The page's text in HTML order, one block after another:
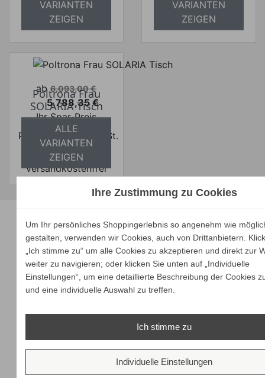
absolut
versandkostenfrei
VARIANTEN
ZEIGEN
versandkostenfrei
VARIANTEN
ZEIGEN
Verkaufspreis
ab 6.093,00 €
Preis
5.788,35 €
Ihr Spar-Preis
Preise inkl. ges. MwSt.
absolut
versandkostenfrei
Poltrona Frau
SOLARIA Tisch
ALLE
VARIANTEN
ZEIGEN
Ihre Zustimmung zu Cookies
Um Ihr persönliches Shoppingerlebnis so angenehm wie
gestalten, verwenden wir Cookies, auch von Drittanbietern.
„Ich stimme zu“ um alle Cookies zu akzeptieren und direkt zur
weiter zu navigieren; oder klicken Sie unten auf „Individuelle
Einstellungen“, um eine detaillierte Beschreibung der Cookies
und eine individuelle Auswahl zu treffen.
Ich stimme zu
Individuelle Einstellungen